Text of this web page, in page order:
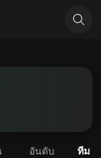
อันดับ ทีม